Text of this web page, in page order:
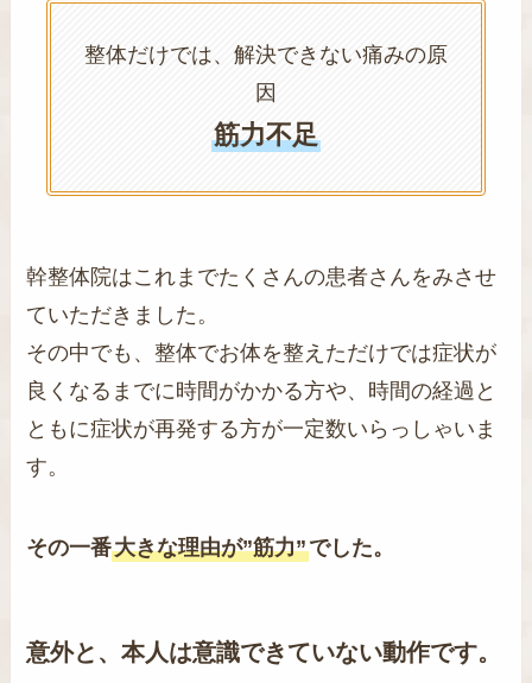
整体だけでは、解決できない痛みの原
因
筋力不足
幹整体院はこれまでたくさんの患者さんをみさせ
ていただきました。
その中でも、整体でお体を整えただけでは症状が
良くなるまでに時間がかかる方や、時間の経過と
ともに症状が再発する方が一定数いらっしゃいま
す。
その一番大きな理由が”筋力”でした。
意外と、本人は意識できていない動作です。